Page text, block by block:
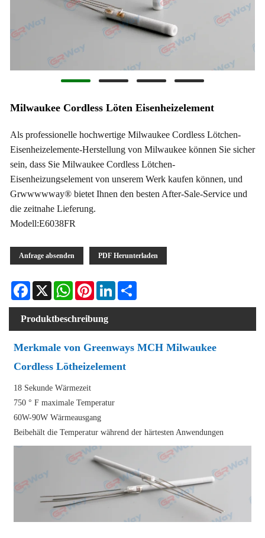
Milwaukee Cordless Löten Eisenheizelement
Als professionelle hochwertige Milwaukee Cordless Lötchen-
Eisenheizelemente-Herstellung von Milwaukee können Sie sicher
sein, dass Sie Milwaukee Cordless Lötchen-
Eisenheizungselement von unserem Werk kaufen können, und
Grwwwwway® bietet Ihnen den besten After-Sale-Service und
die zeitnahe Lieferung.
Modell:E6038FR
Anfrage absenden PDF Herunterladen
Facebook
X WhatsAppPinterestLinkedIn
Produktbeschreibung
Merkmale von Greenways MCH Milwaukee
Cordless Lötheizelement
18 Sekunde Wärmezeit
750 ° F maximale Temperatur
60W-90W Wärmeausgang
Beibehält die Temperatur während der härtesten Anwendungen